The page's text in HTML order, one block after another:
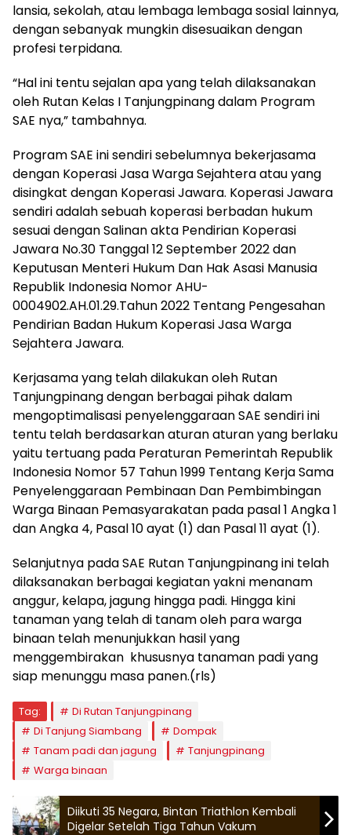
lansia, sekolah, atau lembaga lembaga sosial lainnya,
dengan sebanyak mungkin disesuaikan dengan
profesi terpidana.
“Hal ini tentu sejalan apa yang telah dilaksanakan
oleh Rutan Kelas I Tanjungpinang dalam Program
SAE nya,” tambahnya.
Program SAE ini sendiri sebelumnya bekerjasama
dengan Koperasi Jasa Warga Sejahtera atau yang
disingkat dengan Koperasi Jawara. Koperasi Jawara
sendiri adalah sebuah koperasi berbadan hukum
sesuai dengan Salinan akta Pendirian Koperasi
Jawara No.30 Tanggal 12 September 2022 dan
Keputusan Menteri Hukum Dan Hak Asasi Manusia
Republik Indonesia Nomor AHU-
0004902.AH.01.29.Tahun 2022 Tentang Pengesahan
Pendirian Badan Hukum Koperasi Jasa Warga
Sejahtera Jawara.
Kerjasama yang telah dilakukan oleh Rutan
Tanjungpinang dengan berbagai pihak dalam
mengoptimalisasi penyelenggaraan SAE sendiri ini
tentu telah berdasarkan aturan aturan yang berlaku
yaitu tertuang pada Peraturan Pemerintah Republik
Indonesia Nomor 57 Tahun 1999 Tentang Kerja Sama
Penyelenggaraan Pembinaan Dan Pembimbingan
Warga Binaan Pemasyarakatan pada pasal 1 Angka 1
dan Angka 4, Pasal 10 ayat (1) dan Pasal 11 ayat (1).
Selanjutnya pada SAE Rutan Tanjungpinang ini telah
dilaksanakan berbagai kegiatan yakni menanam
anggur, kelapa, jagung hingga padi. Hingga kini
tanaman yang telah di tanam oleh para warga
binaan telah menunjukkan hasil yang
menggembirakan khususnya tanaman padi yang
siap menunggu masa panen.(rls)
Tag:
Di Rutan Tanjungpinang
Di Tanjung Siambang
Dompak
Tanam padi dan jagung
Tanjungpinang
Warga binaan
Diikuti 35 Negara, Bintan Triathlon Kembali
Digelar Setelah Tiga Tahun Vakum